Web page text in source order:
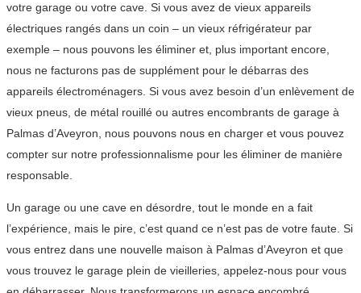
votre garage ou votre cave. Si vous avez de vieux appareils
électriques rangés dans un coin – un vieux réfrigérateur par
exemple – nous pouvons les éliminer et, plus important encore,
nous ne facturons pas de supplément pour le débarras des
appareils électroménagers. Si vous avez besoin d’un enlèvement de
vieux pneus, de métal rouillé ou autres encombrants de garage à
Palmas d’Aveyron, nous pouvons nous en charger et vous pouvez
compter sur notre professionnalisme pour les éliminer de manière
responsable.
Un garage ou une cave en désordre, tout le monde en a fait
l’expérience, mais le pire, c’est quand ce n’est pas de votre faute. Si
vous entrez dans une nouvelle maison à Palmas d’Aveyron et que
vous trouvez le garage plein de vieilleries, appelez-nous pour vous